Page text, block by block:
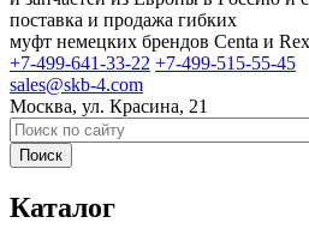
поставка и продажа гибких
муфт немецких брендов Centa и
+7-499-641-33-22 +7-499-515-55-45
sales@skb-4.com
Москва, ул. Красина, 21
Каталог